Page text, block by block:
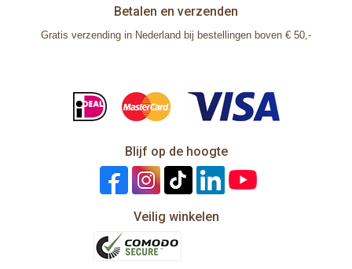
Betalen en verzenden
Gratis verzending in Nederland bij bestellingen boven € 50,-
Blijf op de hoogte
Veilig winkelen